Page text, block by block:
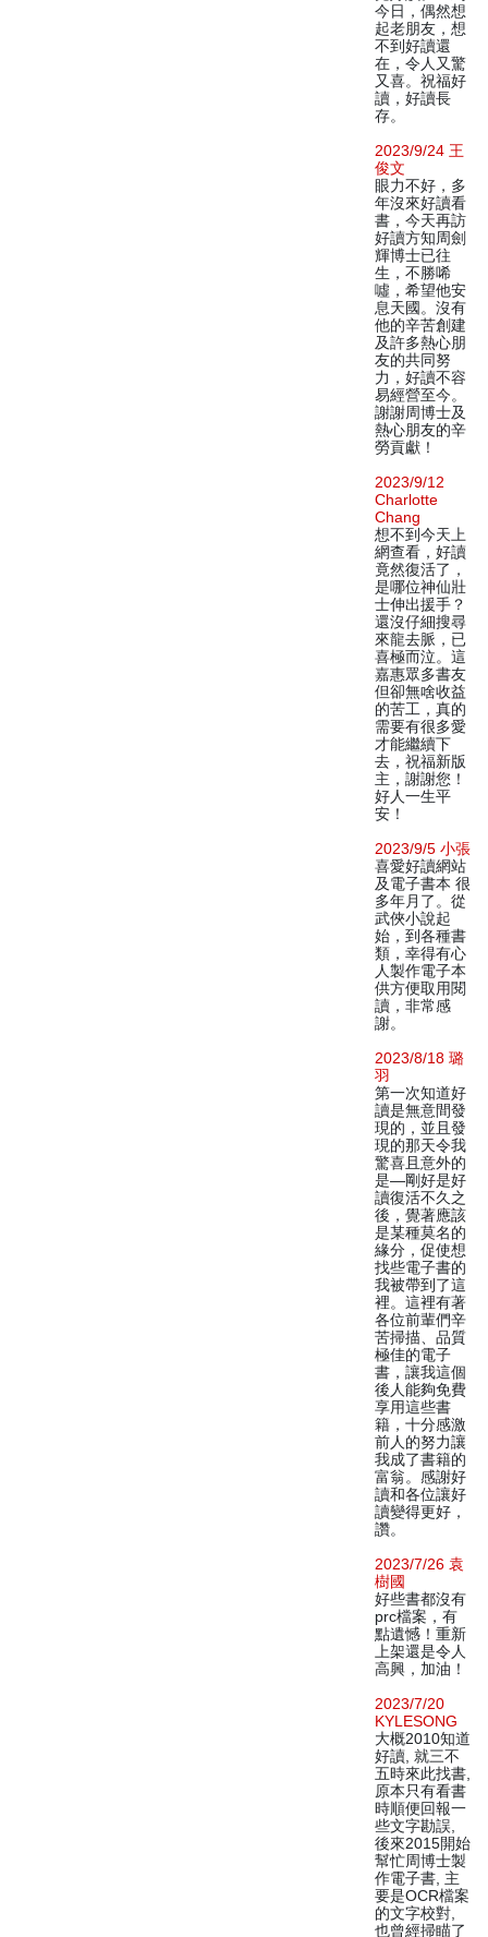
今日，偶然想
起老朋友，想
不到好讀還
在，令人又驚
又喜。祝福好
讀，好讀長
存。
2023/9/24 王
俊文
眼力不好，多
年沒來好讀看
書，今天再訪
好讀方知周劍
輝博士已往
生，不勝唏
噓，希望他安
息天國。沒有
他的辛苦創建
及許多熱心朋
友的共同努
力，好讀不容
易經營至今。
謝謝周博士及
熱心朋友的辛
勞貢獻！
2023/9/12
Charlotte
Chang
想不到今天上
網查看，好讀
竟然復活了，
是哪位神仙壯
士伸出援手？
還沒仔細搜尋
來龍去脈，已
喜極而泣。這
嘉惠眾多書友
但卻無啥收益
的苦工，真的
需要有很多愛
才能繼續下
去，祝福新版
主，謝謝您！
好人一生平
安！
2023/9/5 小張
喜愛好讀網站
及電子書本 很
多年月了。從
武俠小說起
始，到各種書
類，幸得有心
人製作電子本
供方便取用閱
讀，非常感
謝。
2023/8/18 璐
羽
第一次知道好
讀是無意間發
現的，並且發
現的那天令我
驚喜且意外的
是—剛好是好
讀復活不久之
後，覺著應該
是某種莫名的
緣分，促使想
找些電子書的
我被帶到了這
裡。這裡有著
各位前輩們辛
苦掃描、品質
極佳的電子
書，讓我這個
後人能夠免費
享用這些書
籍，十分感激
前人的努力讓
我成了書籍的
富翁。感謝好
讀和各位讓好
讀變得更好，
讚。
2023/7/26 袁
樹國
好些書都沒有
prc檔案，有
點遺憾！重新
上架還是令人
高興，加油！
2023/7/20
KYLESONG
大概2010知道
好讀, 就三不
五時來此找書,
原本只有看書
時順便回報一
些文字勘誤,
後來2015開始
幫忙周博士製
作電子書, 主
要是OCR檔案
的文字校對,
也曾經掃瞄了